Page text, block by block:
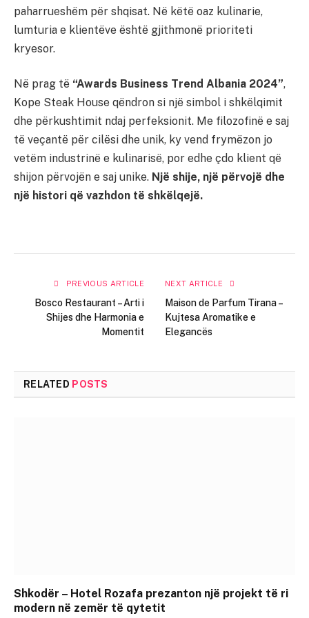
paharrueshëm për shqisat. Në këtë oaz kulinarie,
lumturia e klientëve është gjithmonë prioriteti
kryesor.
Në prag të “Awards Business Trend Albania 2024”,
Kope Steak House qëndron si një simbol i shkëlqimit
dhe përkushtimit ndaj perfeksionit. Me filozofinë e saj
të veçantë për cilësi dhe unik, ky vend frymëzon jo
vetëm industrinë e kulinarisë, por edhe çdo klient që
shijon përvojën e saj unike. Një shije, një përvojë dhe
një histori që vazhdon të shkëlqejë.
PREVIOUS ARTICLE
Bosco Restaurant – Arti i
Shijes dhe Harmonia e
Momentit
NEXT ARTICLE
Maison de Parfum Tirana –
Kujtesa Aromatike e
Elegancës
RELATED POSTS
Shkodër – Hotel Rozafa prezanton një projekt të ri
modern në zemër të qytetit